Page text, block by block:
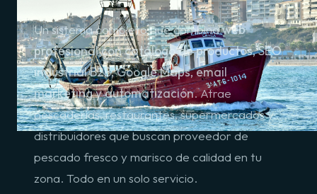
Un sistema completo que combinaweb
profesional con catálogo de productos, SEO
industrial B2B, Google Maps, email
marketing y automatización. Atrae
pescaderías, restaurantes, supermercados y
distribuidores que buscan proveedor de
pescado fresco y marisco de calidad en tu
zona. Todo en un solo servicio.